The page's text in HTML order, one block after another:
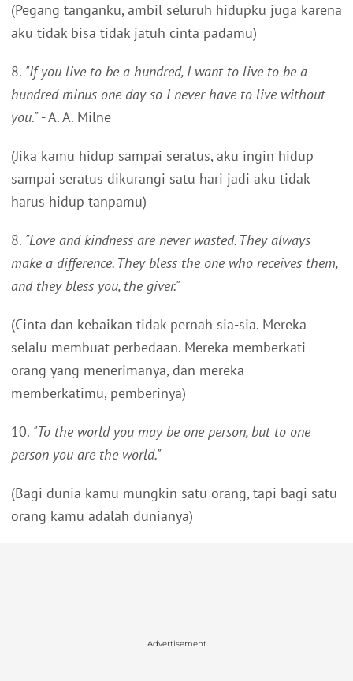
(Pegang tanganku, ambil seluruh hidupku juga karena
aku tidak bisa tidak jatuh cinta padamu)
8. "If you live to be a hundred, I want to live to be a
hundred minus one day so I never have to live without
you."- A. A. Milne
(Jika kamu hidup sampai seratus, aku ingin hidup
sampai seratus dikurangi satu hari jadi aku tidak
harus hidup tanpamu)
8. "Love and kindness are never wasted. They always
make a difference. They bless the one who receives them,
and they bless you, the giver."
(Cinta dan kebaikan tidak pernah sia-sia. Mereka
selalu membuat perbedaan. Mereka memberkati
orang yang menerimanya, dan mereka
memberkatimu, pemberinya)
10. "To the world you may be one person, but to one
person you are the world."
(Bagi dunia kamu mungkin satu orang, tapi bagi satu
orang kamu adalah dunianya)
Advertisement